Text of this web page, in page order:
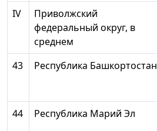
IV
Приволжский
федеральный округ, в
среднем
43 Республика Башкортостан
44
Республика Марий Эл